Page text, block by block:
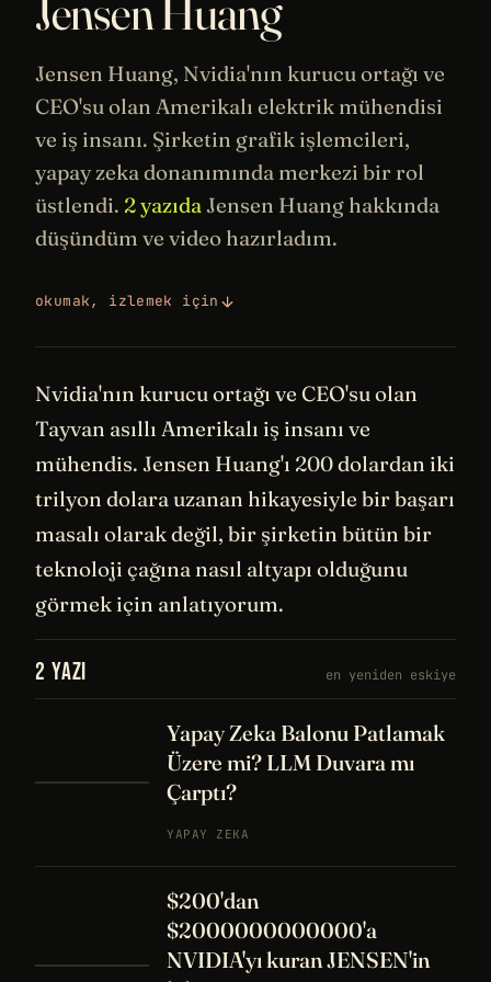
Jensen Huang
Jensen Huang, Nvidia'nın kurucu ortağı ve
CEO'su olan Amerikalı elektrik mühendisi
ve iş insanı. Şirketin grafik işlemcileri,
yapay zekadonanımında merkezi bir rol
üstlendi. 2 yazıda Jensen Huang hakkında
düşündüm ve video hazırladım.
okumak, izlemek için
Nvidia'nın kurucu ortağı ve CEO'su olan
Tayvan asıllı Amerikalı iş insanı ve
mühendis. Jensen Huang'ı 200 dolardan iki
trilyon dolara uzanan hikayesiyle bir başarı
masalı olarak değil, bir şirketin bütün bir
teknoloji çağına nasıl altyapı olduğunu
görmek için anlatıyorum.
2 YAZI en yeniden eskiye
Yapay Zeka Balonu Patlamak
Üzere mi? LLM Duvara mı
Çarptı?
YAPAY ZEKA
$200'dan
$2000000000000'a
NVIDIA'yı kuran JENSEN'in